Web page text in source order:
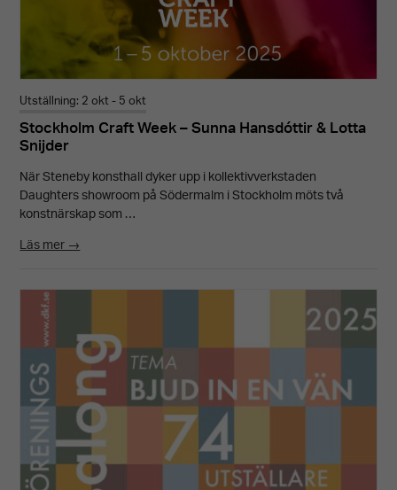
Utställning: 2 okt - 5 okt
Stockholm Craft Week – Sunna Hansdóttir & Lotta
Snijder
När Steneby konsthall dyker upp i kollektivverkstaden
Daughters showroom på Södermalm i Stockholm möts två
konstnärskap som …
Läs mer →